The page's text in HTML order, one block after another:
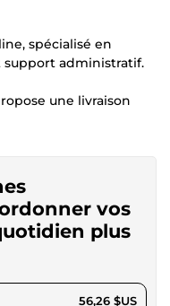
spécialisé en
administratif.
une livraison
vos
plus
56,26 $US